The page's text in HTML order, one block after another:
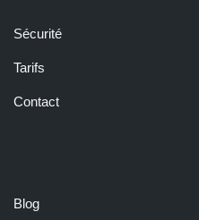
Sécurité
Tarifs
Contact
Blog